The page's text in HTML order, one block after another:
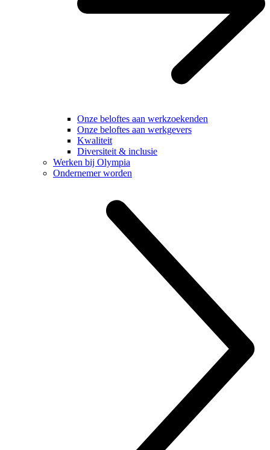
Onze beloftes aan werkzoekenden
Onze beloftes aan werkgevers
Kwaliteit
Diversiteit & inclusie
Werken bij Olympia
Ondernemer worden